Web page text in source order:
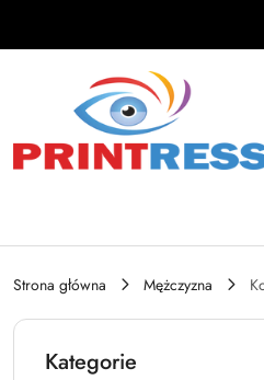
Strona główna Mężczyzna
Kategorie